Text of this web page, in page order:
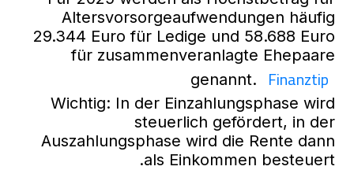
Altersvorsorgeaufwendungen häufig
29.344 Euro für Ledige und 58.688 Euro
für zusammenveranlagte Ehepaare
genannt.
Finanztip
Wichtig: In der Einzahlungsphase wird
steuerlich gefördert, in der
Auszahlungsphase wird die Rente dann
als Einkommen besteuert.